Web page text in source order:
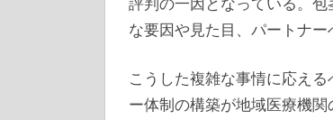
な要因や見た目、パートナー
こうした複雑な事情に応え
ー体制の構築が地域医療機